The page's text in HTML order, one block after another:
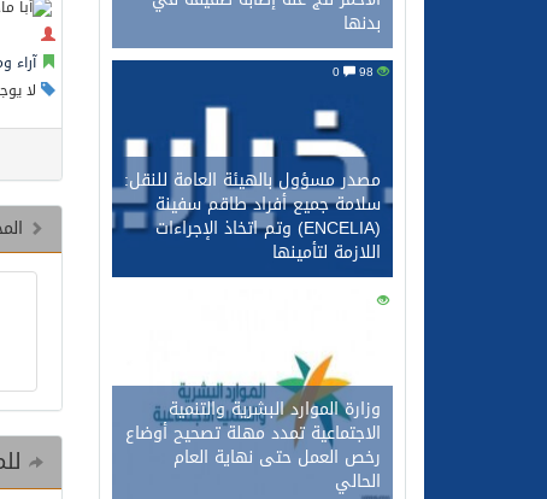
بدنها
مصدر مسؤول بالهيئة العامة للنقل:
سلامة جميع أفراد طاقم سفينة
(ENCELIA) وتم اتخاذ الإجراءات
اللازمة لتأمينها
83
وزارة الموارد البشرية والتنمية
الاجتماعية تمدد مهلة تصحيح أوضاع
رخص العمل حتى نهاية العام
الحالي
آراء
لا